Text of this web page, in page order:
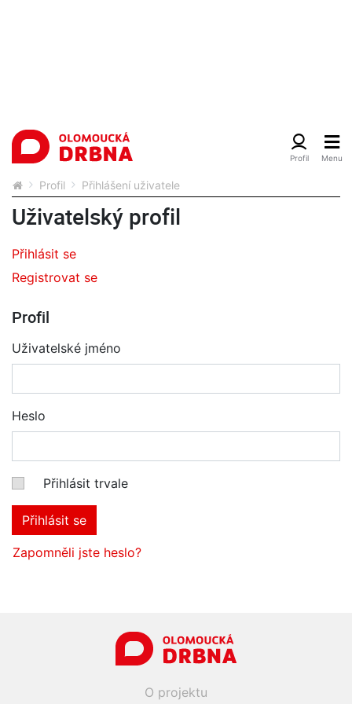
Profil Přihlášení uživatele
Uživatelský profil
Přihlásit se
Registrovat se
Profil
Uživatelské jméno
Heslo
Přihlásit trvale
Přihlásit se
Zapomněli jste heslo?
O projektu